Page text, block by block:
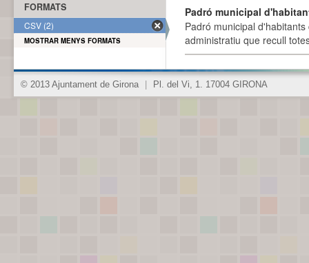
Padró municipal
Padró municipal
administratiu que recull
FORMATS
CSV (2)
MOSTRAR MENYS FORMATS
© 2013 Ajuntament de Girona Pl. del Vi, 1. 17004 GIRONA